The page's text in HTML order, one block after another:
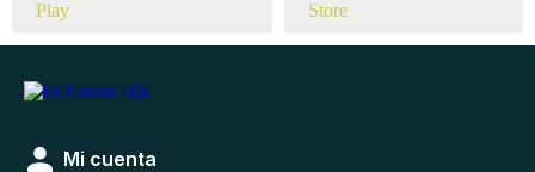
Mi cuenta